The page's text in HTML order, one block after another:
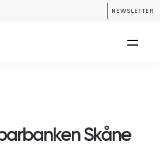
NEWSLETTER
Skåne